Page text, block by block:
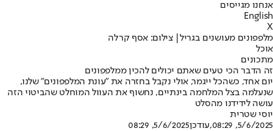
אנחנו מגייסים
English
X
מלפפונים מעושנים בגריל| צילום: אסף קרלה
אוכל
מתכונים
זה הדבר הכי טעים שאתם יכולים להכין ממלפפונים
יום אחד, כשהכל ייגמר, אולי נקבל בחזרה את "עונת המלפפונים" שלנו,
שנעלמה בצל המלחמה בינתיים, נחשוף את העוול המוחלט שהביטוי הזה
עושה לידידנו מהסלט
יוסי שטרית
5/6/2025, 08:29
,עודכן5/6/2025, 08:29